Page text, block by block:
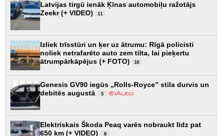
Latvijas tirgū ienāk Ķīnas automobiļu ražotājs
Zeekr (+ VIDEO)
11
Izliek trīsstūri un ķer uz ātrumu: Rīgā policisti
noliek netrafarēto auto zem tilta, lai pieķertu
ātrumpārkāpējus (+ FOTO)
10
Genesis GV90 iegūs „Rolls-Royce” stila durvis un
debitēs augustā
5
Elektriskais Škoda Peaq varēs nobraukt līdz pat
650 km (+ VIDEO)
8